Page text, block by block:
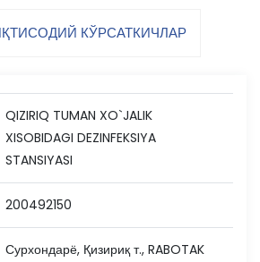
КЎРСАТКИЧЛАР
QIZIRIQ TUMAN XO`JALIK
XISOBIDAGI DEZINFEKSIYA
STANSIYASI
200492150
Сурхондарё, Қизириқ т., RABOTAK